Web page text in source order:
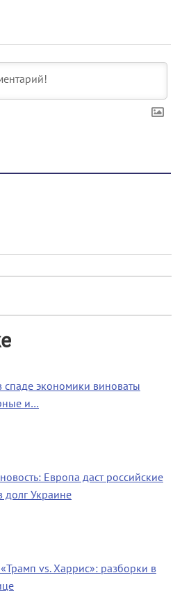
спаде экономики виноваты
и…
Европа даст российские
долг Украине
vs. Харрис»: разборки в